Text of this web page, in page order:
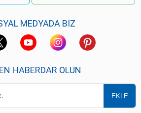
MEDYADA BİZ
HABERDAR OLUN